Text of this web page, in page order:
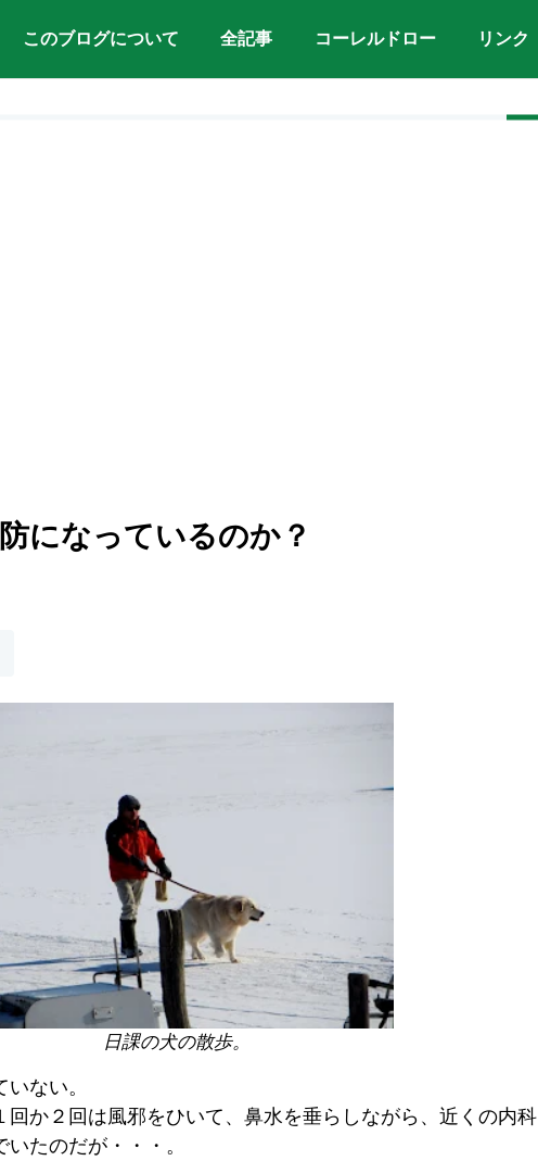
このブログについて 全記事 コーレルドロー リンク
になっているのか？
日課の犬の散歩。
ない。
回か２回は風邪をひいて、鼻水を垂らしながら、近くの内科
たのだが・・・。